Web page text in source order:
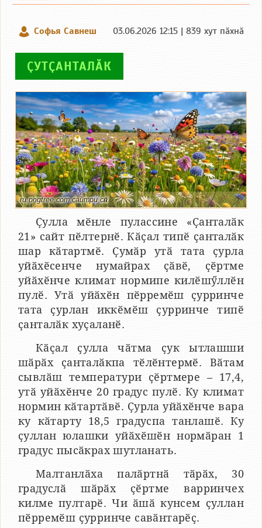
Софья Савнеш 03.06.2026 12:15 | 839 хут пӑхнӑ
ҪУТҪАНТАЛӐК
ru.pngtree.com сайтри сӑн
Ҫулла мӗнле пулассине «Ҫанталӑк
21» сайт пӗлтернӗ. Кӑҫал типӗ ҫанталӑк
шар кӑтартмӗ. Ҫумӑр утӑ тата ҫурла
уйӑхӗсенче нумайрах ҫӑвӗ, ҫӗртме
уйӑхӗнче климат нормипе килӗшӳллӗн
пулӗ. Утӑ уйӑхӗн пӗрремӗш ҫурринче
тата ҫурлан иккӗмӗш ҫурринче типӗ
ҫанталӑк хуҫаланӗ.
Кӑҫал ҫулла чӑтма ҫук ытлашши
шӑрӑх ҫанталӑкпа тӗлӗнтермӗ. Вӑтам
сывлӑш температури ҫӗртмере – 17,4,
утӑ уйӑхӗнче 20 градус пулӗ. Ку климат
нормин кӑтартӑвӗ. Ҫурла уйӑхӗнче вара
ку кӑтарту 18,5 градуспа танлашӗ. Ку
ҫуллан юлашки уйӑхӗшӗн нормӑран 1
градус пысӑкрах шутланать.
Малтанлӑха палӑртнӑ тӑрӑх, 30
градуслӑ шӑрӑх ҫӗртме варринчех
килме пултарӗ. Чи ӑшӑ кунсем ҫуллан
пӗрремӗш ҫурринче савӑнтарӗҫ.